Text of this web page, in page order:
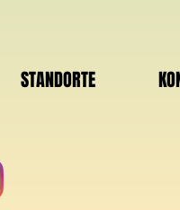
STANDORTE